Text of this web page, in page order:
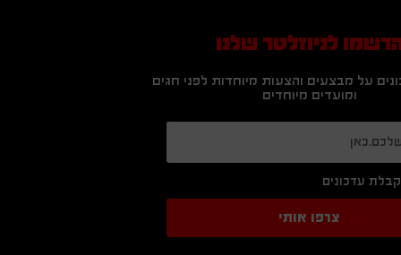
לניוזלטר שלנו
על מבצעים והצעות מיוחדות לפני חגים
ומועדים מיוחדים
עדכונים
צרפו אותי